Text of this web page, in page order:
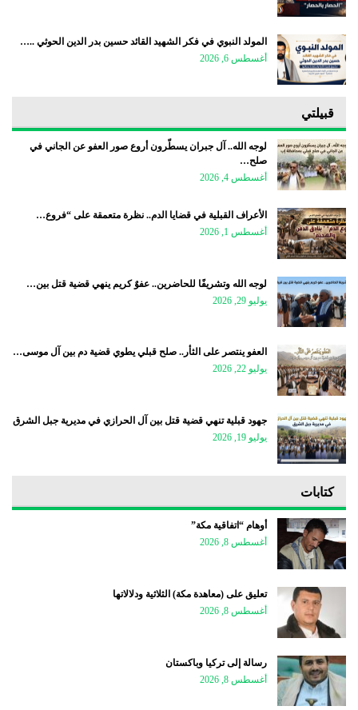
المولد النبوي في فكر الشهيد القائد حسين بدر الدين الحوثي ..…
أغسطس 6, 2026
قبيلتي
لوجه الله.. آل جبران يسطّرون أروع صور العفو عن الجاني في
صلح…
أغسطس 4, 2026
الأعراف القبلية في قضايا الدم.. نظرة متعمقة على “فروع…
أغسطس 1, 2026
لوجه الله وتشريفًا للحاضرين.. عفوٌ كريم ينهي قضية قتل بين…
يوليو 29, 2026
العفو ينتصر على الثأر.. صلح قبلي يطوي قضية دم بين آل موسى…
يوليو 22, 2026
جهود قبلية تنهي قضية قتل بين آل الحرازي في مديرية جبل الشرق
يوليو 19, 2026
كتابات
أوهام “اتفاقية مكة”
أغسطس 8, 2026
تعليق على (معاهدة مكة) الثلاثية ودلالاتها
أغسطس 8, 2026
رسالة إلى تركيا وباكستان
أغسطس 8, 2026